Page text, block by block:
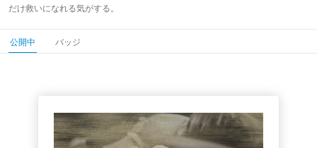
だけ救いになれる気がする。
公開中 バッジ